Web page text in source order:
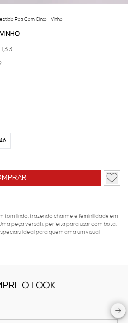
Poa Com Cinto - Vinho
46
tom lindo, trazendo charme e feminilidade em
peça versátil, perfeita para usar com bota,
Ideal para quem ama um visual
O LOOK